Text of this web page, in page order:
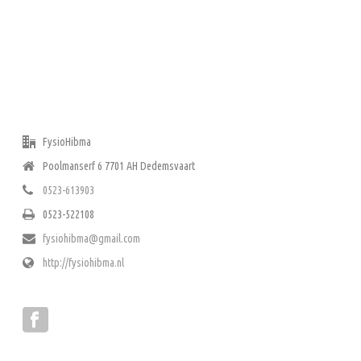
FysioHibma
Poolmanserf 6 7701 AH Dedemsvaart
0523-613903
0523-522108
fysiohibma@gmail.com
http://fysiohibma.nl